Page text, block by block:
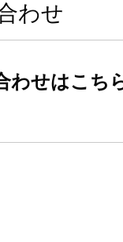
わせ
わせはこち